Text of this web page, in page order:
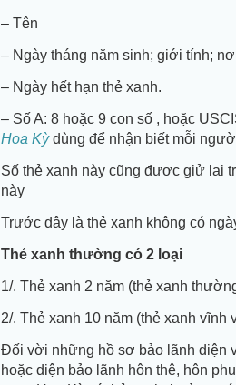
– Tên
– Ngày tháng năm sinh; giới tính;
– Ngày hết hạn thẻ xanh.
– Số A: 8 hoặc 9 con số , hoặc
Hoa Kỳdùng để nhận biết mỗi
Số thẻ xanh này cũng được giử lại
này
Trước đây là thẻ xanh không có
Thẻ xanh thường có 2 loại
1/. Thẻ xanh 2 năm (thẻ xanh
2/. Thẻ xanh 10 năm (thẻ xanh vĩnh
Đối vời những hồ sơ bảo lãnh diện
hoặc diện bảo lãnh hôn thê, hôn